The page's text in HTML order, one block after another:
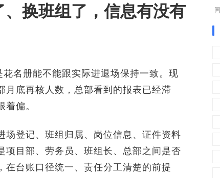
换班组了，信息有没有
名册能不能跟实际进退场保持一致。现
月底再核人数，总部看到的报表已经滞
偏。
登记、班组归属、岗位信息、证件资料
目部、劳务员、班组长、总部之间是否
台账口径统一、责任分工清楚的前提